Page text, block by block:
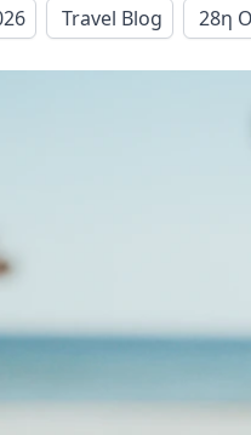
Travel Blog 28η